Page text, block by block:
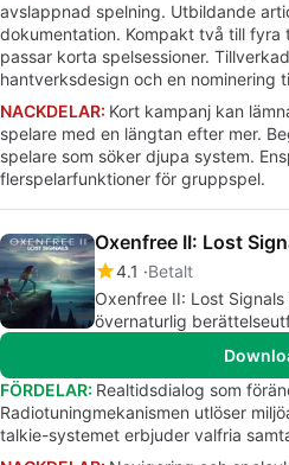
avslappnad spelning. Utbildande
dokumentation. Kompakt två till fyra
passar korta spelsessioner.
hantverksdesign och en nominering
NACKDELAR: Kort kampanj kan
spelare med en längtan efter mer.
spelare som söker djupa system.
flerspelarfunktioner för gruppspel.
Oxenfree II: Lost
4.1
Betalt
Oxenfree II: Lost
övernaturlig
FÖRDELAR: Realtidsdialog som
Radiotuningmekanismen utlöser
talkie-systemet erbjuder valfria